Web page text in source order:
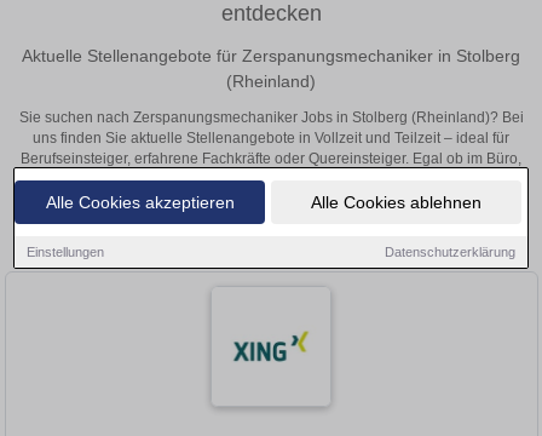
Alle Cookies akzeptieren Alle Cookies ablehnen
Einstellungen Datenschutzerklärung
entdecken
Aktuelle Stellenangebote für Zerspanungsmechaniker in Stolberg
(Rheinland)
Sie suchen nach Zerspanungsmechaniker Jobs in Stolberg (Rheinland)? Bei
uns finden Sie aktuelle Stellenangebote in Vollzeit und Teilzeit – ideal für
Berufseinsteiger, erfahrene Fachkräfte oder Quereinsteiger. Egal ob im Büro,
vor Ort oder remote: Entdecken Sie jetzt neue Chancen in Ihrer Region und
bewerben Sie sich direkt auf passende Zerspanungsmechaniker-Stellen in
Stolberg (Rheinland)!